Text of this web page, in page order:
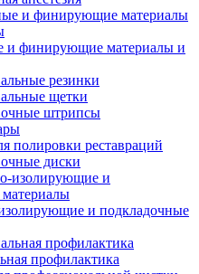
и финирующие материалы и
резинки
щетки
штрипсы
полировки реставраций
диски
и подкладочные
профилактика